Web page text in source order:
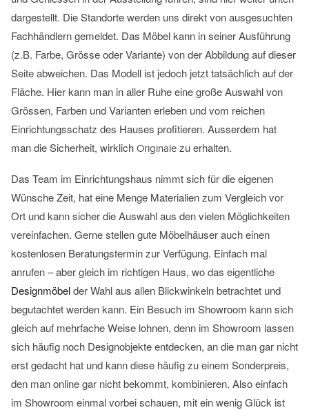
dargestellt. Die Standorte werden uns direkt von ausgesuchten
Fachhändlern gemeldet. Das Möbel kann in seiner Ausführung
(z.B. Farbe, Grösse oder Variante) von der Abbildung auf dieser
Seite abweichen. Das Modell ist jedoch jetzt tatsächlich auf der
Fläche. Hier kann man in aller Ruhe eine große Auswahl von
Grössen, Farben und Varianten erleben und vom reichen
Einrichtungsschatz des Hauses profitieren. Ausserdem hat
man die Sicherheit, wirklich Originale zu erhalten.
Das Team im Einrichtungshaus nimmt sich für die eigenen
Wünsche Zeit, hat eine Menge Materialien zum Vergleich vor
Ort und kann sicher die Auswahl aus den vielen Möglichkeiten
vereinfachen. Gerne stellen gute Möbelhäuser auch einen
kostenlosen Beratungstermin zur Verfügung. Einfach mal
anrufen – aber gleich im richtigen Haus, wo das eigentliche
Designmöbelder Wahl aus allen Blickwinkeln betrachtet und
begutachtet werden kann. Ein Besuch im Showroom kann sich
gleich auf mehrfache Weise lohnen, denn im Showroom lassen
sich häufig noch Designobjekte entdecken, an die man gar nicht
erst gedacht hat und kann diese häufig zu einem Sonderpreis,
den man online gar nicht bekommt, kombinieren. Also einfach
im Showroom einmal vorbei schauen, mit ein wenig Glück ist